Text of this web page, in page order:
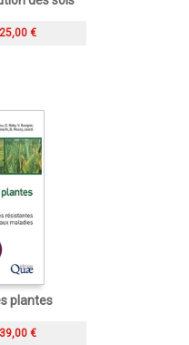
25,00 €
plantes
39,00 €